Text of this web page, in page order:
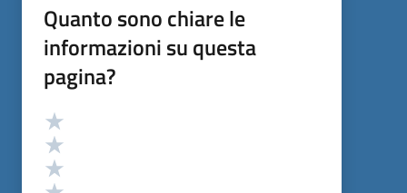
Quanto sono chiare le
informazioni su questa
pagina?
Valutazione